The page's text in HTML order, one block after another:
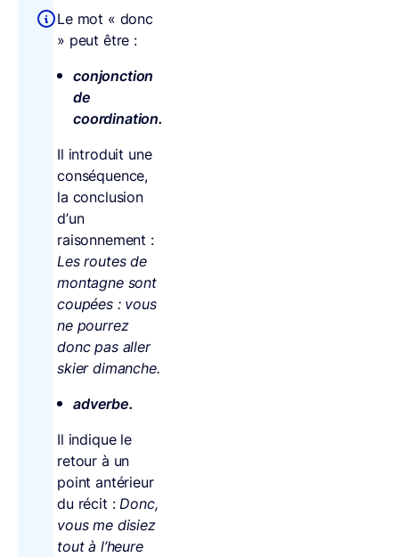
Le mot « donc
» peut être :
conjonction
de
coordination.
Il introduit une
conséquence,
la conclusion
d’un
raisonnement :
Les routes de
montagne sont
coupées : vous
ne pourrez
donc pas aller
skier dimanche.
adverbe.
Il indique le
retour à un
point antérieur
du récit : Donc,
vous me disiez
tout à l’heure